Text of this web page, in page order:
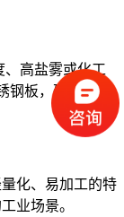
、高盐雾或化工
钢板，确保结构
化、易加工的特
业场景‌。